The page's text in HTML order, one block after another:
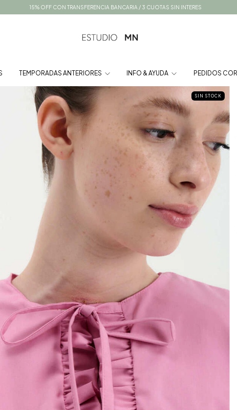
15% OFF CON TRANSFERENCIA BANCARIA / 3 CUOTAS SIN INTERES
TEMPORADAS ANTERIORES INFO & AYUDA PEDIDOS
SIN STOCK